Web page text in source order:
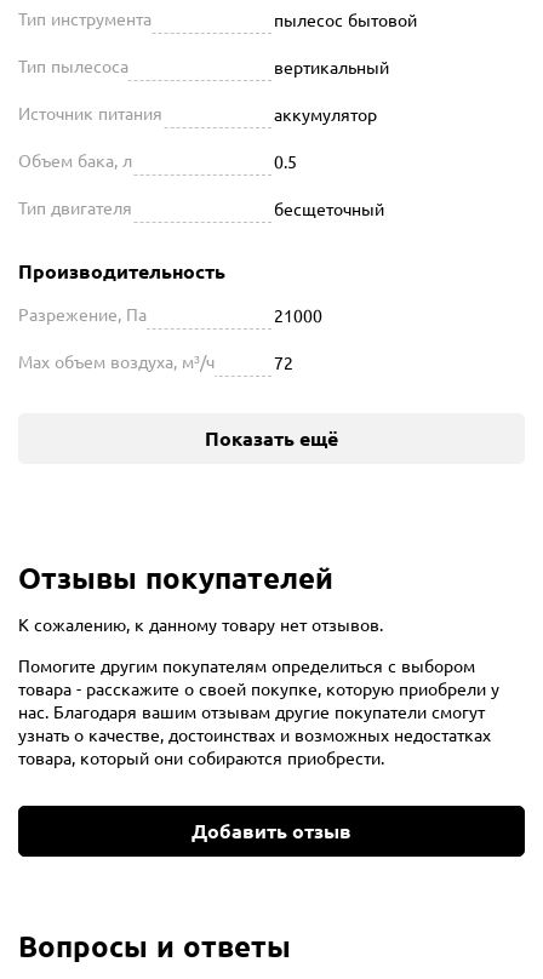
Тип инструмента пылесос бытовой
Тип пылесоса вертикальный
Источник питания аккумулятор
Объем бака, л 0.5
Тип двигателя бесщеточный
Производительность
Разрежение, Па 21000
Max объем воздуха, м³/ч 72
Показать ещё
Отзывы покупателей
К сожалению, к данному товару нет отзывов.
Помогите другим покупателям определиться с выбором
товара - расскажите о своей покупке, которую приобрели у
нас. Благодаря вашим отзывам другие покупатели смогут
узнать о качестве, достоинствах и возможных недостатках
товара, который они собираются приобрести.
Добавить отзыв
Вопросы и ответы